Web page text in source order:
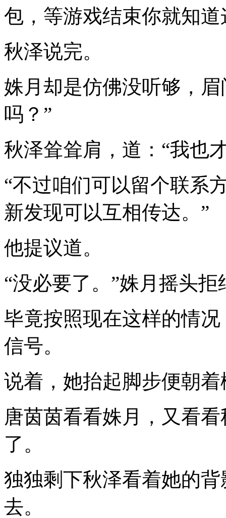
包，等游戏结束你就知
秋泽说完。
姝月却是仿佛没听够，
吗？”
秋泽耸耸肩，道：“我也
“不过咱们可以留个联系
新发现可以互相传达。”
他提议道。
“没必要了。”姝月摇头拒
毕竟按照现在这样的情
信号。
说着，她抬起脚步便朝
唐茵茵看看姝月，又看
了。
独独剩下秋泽看着她的
去。